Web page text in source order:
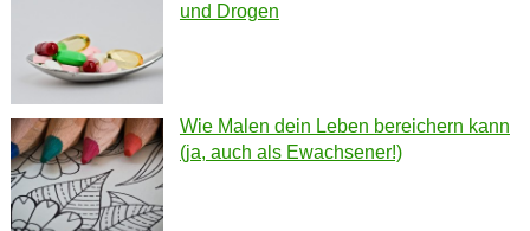
und Drogen
Wie Malen dein Leben bereichern kann
(ja, auch als Ewachsener!)